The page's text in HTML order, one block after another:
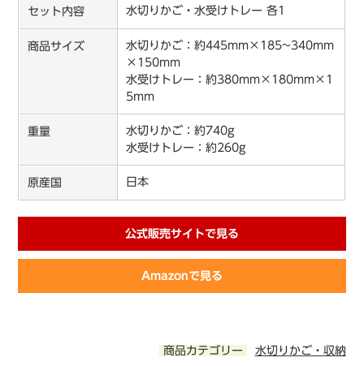
セット内容 水切りかご・水受けトレー 各1
商品サイズ
水切りかご：約445mm×185~340mm
×150mm
水受けトレー：約380mm×180mm×1
5mm
重量
水切りかご：約740g
水受けトレー：約260g
原産国 日本
公式販売サイトで見る
Amazonで見る
商品カテゴリー 水切りかご・収納